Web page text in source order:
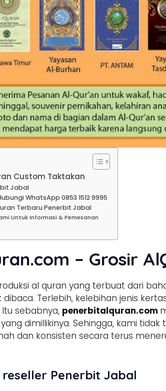
Custom Taktakan
Jabal
WhatsApp 0853 1512 9995
Terbaru Penerbit Jabal
Untuk Informasi & Pemesanan
– Grosir
al quran yang terbuat dari
Terlebih, kelebihan jenis
sebabnya, penerbitalquran.com
dimillikinya. Sehingga, kami
dan konsisten secara terus
Penerbit Jabal